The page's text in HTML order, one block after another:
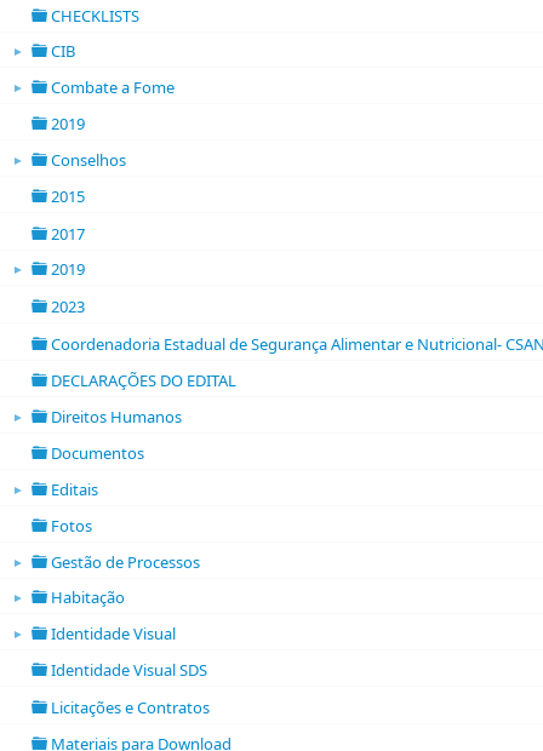
CHECKLISTS
► CIB
► Combate a Fome
2019
► Conselhos
2015
2017
► 2019
2023
Coordenadoria Estadual de Segurança Alimentar e Nutricional-
DECLARAÇÕES DO EDITAL
► Direitos Humanos
Documentos
► Editais
Fotos
► Gestão de Processos
►
folder open
Habitação
► Identidade Visual
Identidade Visual SDS
Licitações e Contratos
Materiais para Download